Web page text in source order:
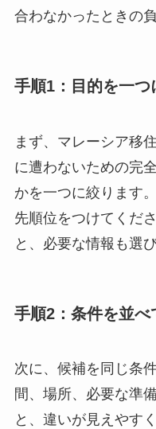
合わなかったときの
手順1：目的を一つ
まず、マレーシア移
に遭わないための完
かを一つに絞ります
先順位をつけてくだ
と、必要な情報も選
手順2：条件を並べ
次に、候補を同じ条
間、場所、必要な準
と、違いが見えやす